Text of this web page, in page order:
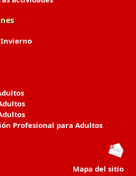
Invierno
Profesional para Adultos
Mapa del sitio